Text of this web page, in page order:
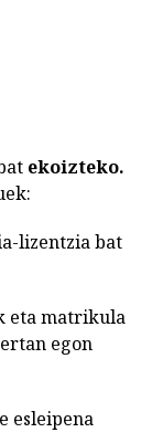
ekoizteko.
lizentzia bat
eta matrikula
egon
esleipena